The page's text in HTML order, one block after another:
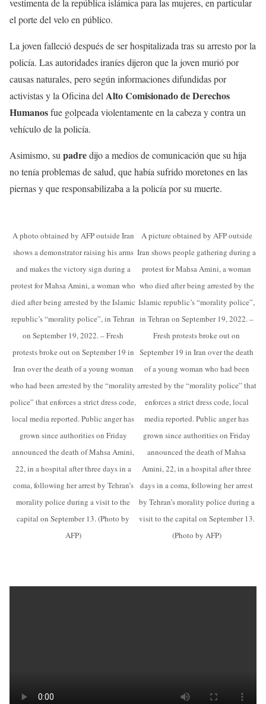
vestimenta de la república islámica para las mujeres, en particular
el porte del velo en público.
La joven falleció después de ser hospitalizada tras su arresto por la
policía. Las autoridades iraníes dijeron que la joven murió por
causas naturales, pero según informaciones difundidas por
activistas y la Oficina delAlto Comisionado de Derechos
Humanosfue golpeada violentamente en la cabeza y contra un
vehículo de la policía.
Asimismo, supadredijo a medios de comunicación que su hija
no tenía problemas de salud, que había sufrido moretones en las
piernas y que responsabilizaba a la policía por su muerte.
A photo obtained by AFP outside Iran
shows a demonstrator raising his arms
and makes the victory sign during a
protest for Mahsa Amini, a woman who
died after being arrested by the Islamic
republic’s “morality police”, in Tehran
on September 19, 2022. – Fresh
protests broke out on September 19 in
Iran over the death of a young woman
who had been arrested by the “morality
police” that enforces a strict dress code,
local media reported. Public anger has
grown since authorities on Friday
announced the death of Mahsa Amini,
22, in a hospital after three days in a
coma, following her arrest by Tehran’s
morality police during a visit to the
capital on September 13. (Photo by
AFP)
A picture obtained by AFP outside
Iran shows people gathering during a
protest for Mahsa Amini, a woman
who died after being arrested by the
Islamic republic’s “morality police”,
in Tehran on September 19, 2022. –
Fresh protests broke out on
September 19 in Iran over the death
of a young woman who had been
arrested by the “morality police” that
enforces a strict dress code, local
media reported. Public anger has
grown since authorities on Friday
announced the death of Mahsa
Amini, 22, in a hospital after three
days in a coma, following her arrest
by Tehran’s morality police during a
visit to the capital on September 13.
(Photo by AFP)